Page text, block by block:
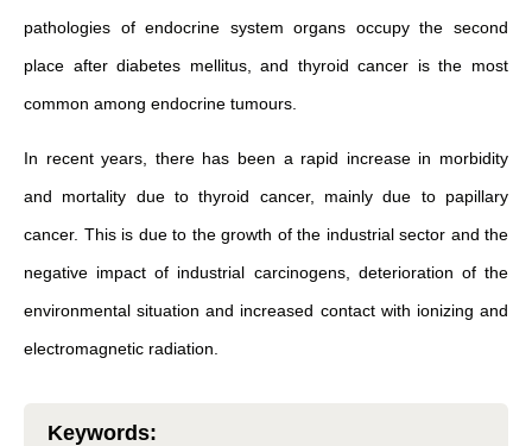
pathologies of endocrine system organs occupy the second
place after diabetes mellitus, and thyroid cancer is the most
common among endocrine tumours.
In recent years, there has been a rapid increase in morbidity
and mortality due to thyroid cancer, mainly due to papillary
cancer. This is due to the growth of the industrial sector and the
negative impact of industrial carcinogens, deterioration of the
environmental situation and increased contact with ionizing and
electromagnetic radiation.
Keywords: